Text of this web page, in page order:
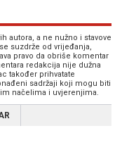
autora, a ne nužno i stavove
suzdrže od vrijeđanja,
pravo da obriše komentar
redakcija nije dužna
također prihvatate
sadržaji koji mogu biti
načelima i uvjerenjima.